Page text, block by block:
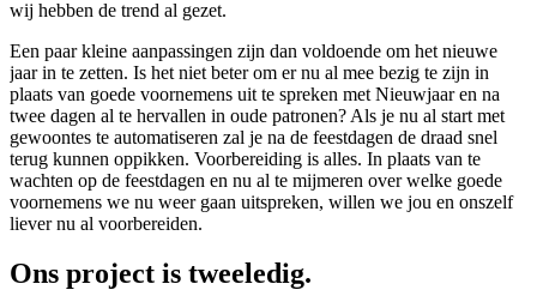
wij hebben de trend al gezet.
Een paar kleine aanpassingen zijn dan voldoende om het nieuwe
jaar in te zetten. Is het niet beter om er nu al mee bezig te zijn in
plaats van goede voornemens uit te spreken met Nieuwjaar en na
twee dagen al te hervallen in oude patronen? Als je nu al start met
gewoontes te automatiseren zal je na de feestdagen de draad snel
terug kunnen oppikken. Voorbereiding is alles. In plaats van te
wachten op de feestdagen en nu al te mijmeren over welke goede
voornemens we nu weer gaan uitspreken, willen we jou en onszelf
liever nu al voorbereiden.
Ons project is tweeledig.